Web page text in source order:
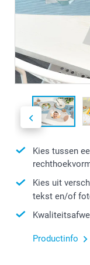
Kies tussen
Kies uit
tekst en/of
Productinfo